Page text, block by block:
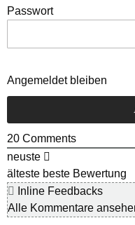
Passwort
Angemeldet bleiben
20 Comments
neuste
älteste beste Bewertung
Inline Feedbacks
Alle Kommentare